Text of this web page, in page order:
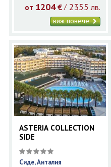
от 1204 €/ 2355 лв.
виж повече
ASTERIA COLLECTION
SIDE
Сиде, Анталия